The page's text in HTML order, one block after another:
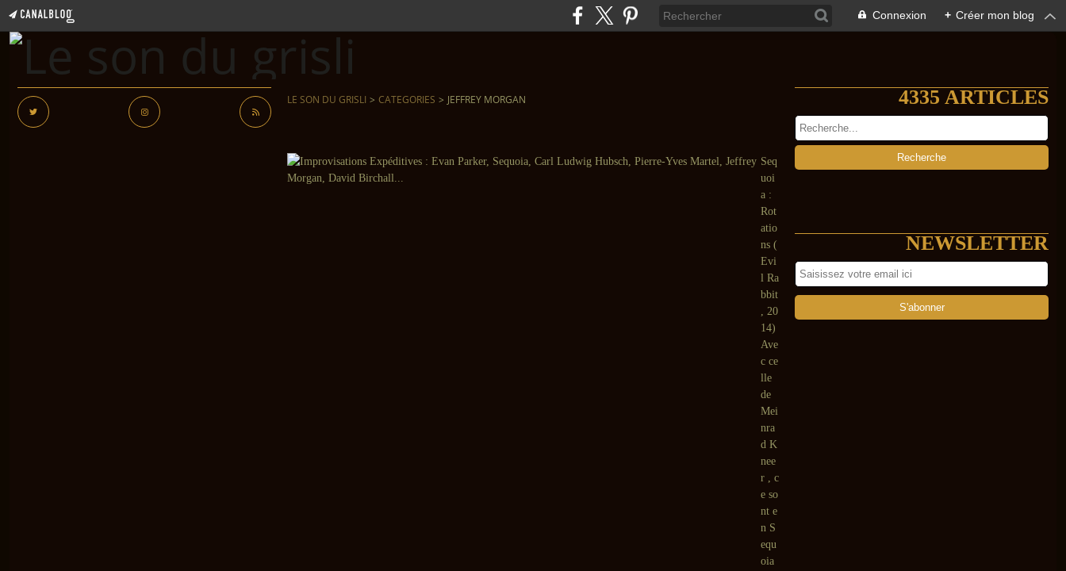
Connexion + Créer mon blog
LE SON DU GRISLI > CATEGORIES > JEFFREY MORGAN
Seq
uoi
a :
Rot
atio
ns (
Evi
l Ra
bbit
, 20
14)
Ave
c ce
lle
de
Mei
nra
d K
nee
r , c
e so
nt e
n S
equ
oia
4335 ARTICLES
NEWSLETTER